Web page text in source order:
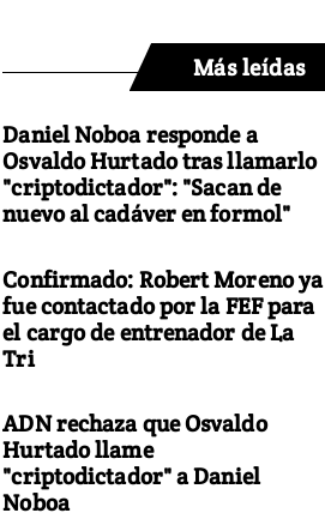
Más leídas
Daniel Noboa responde a
Osvaldo Hurtado tras llamarlo
"criptodictador": "Sacan de
nuevo al cadáver en formol"
Confirmado: Robert Moreno ya
fue contactado por la FEF para
el cargo de entrenador de La
Tri
ADN rechaza que Osvaldo
Hurtado llame
"criptodictador" a Daniel
Noboa